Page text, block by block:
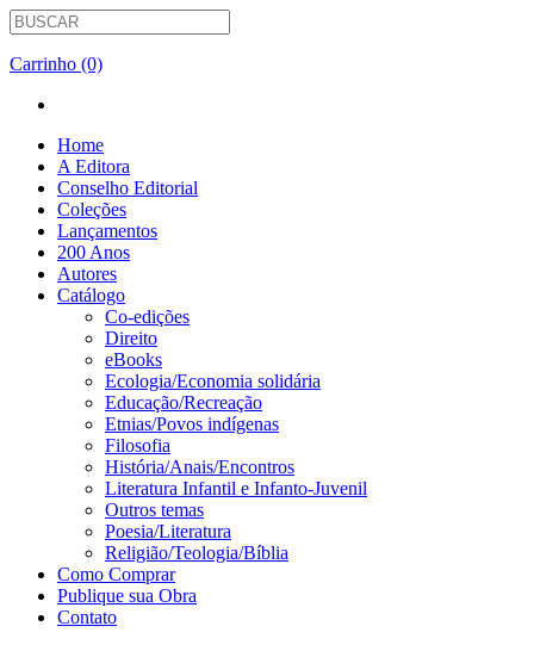
Carrinho (0)
Home
A Editora
Conselho Editorial
Coleções
Lançamentos
200 Anos
Autores
Catálogo
Co-edições
Direito
eBooks
Ecologia/Economia solidária
Educação/Recreação
Etnias/Povos indígenas
Filosofia
História/Anais/Encontros
Literatura Infantil e Infanto-Juvenil
Outros temas
Poesia/Literatura
Religião/Teologia/Bíblia
Como Comprar
Publique sua Obra
Contato